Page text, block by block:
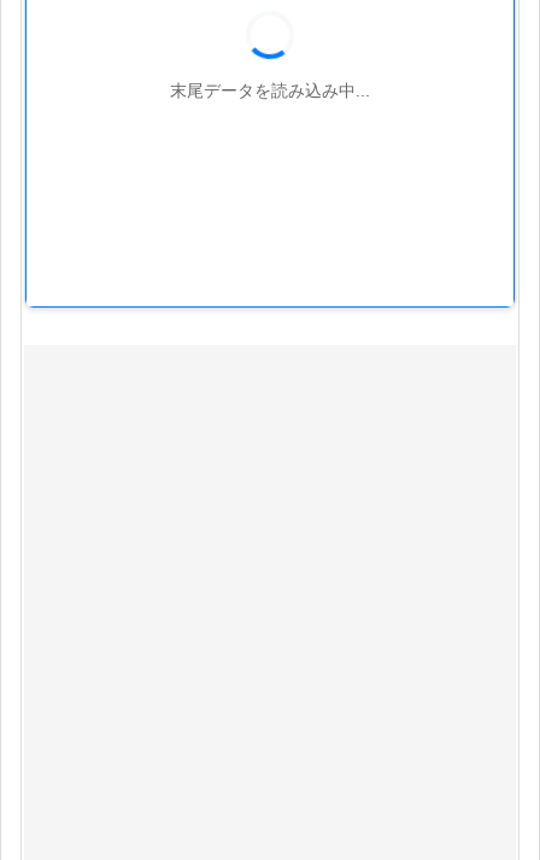
末尾データを読み込み中...